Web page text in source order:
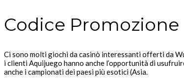
Codice
Ci sono molti giochi da casinò interessanti offerti da
i clienti Aquijuego hanno anche l’opportunità di
anche i campionati dei paesi più esotici (Asia.